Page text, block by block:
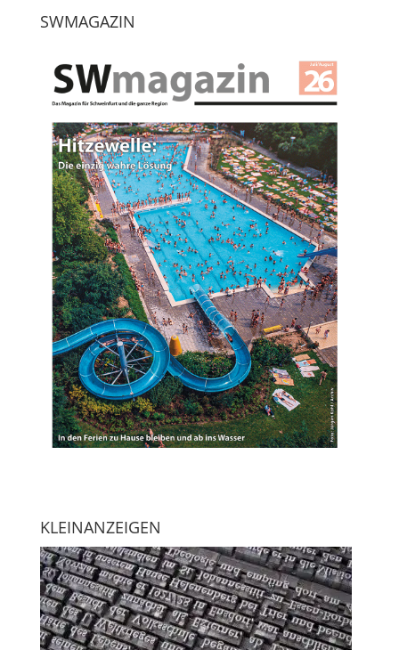
SWMAGAZIN
KLEINANZEIGEN